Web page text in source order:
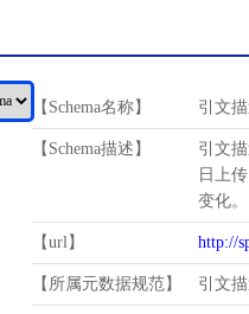
【Schema名称】 引文
【Schema描述】
引文
日上
变化。
【url】 http://
【所属元数据规范】 引文